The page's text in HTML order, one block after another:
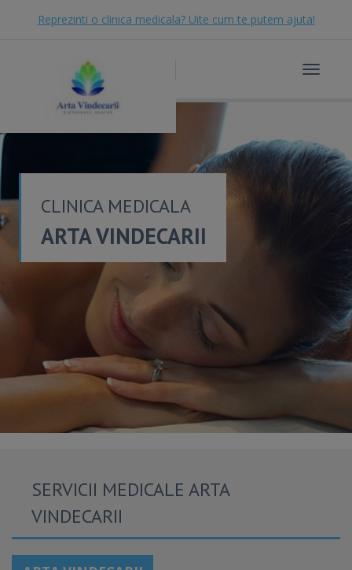
Reprezinti o clinica medicala? Uite cum te putem ajuta!
Toggle
CLINICA MEDICALA
ARTA VINDECARII
SERVICII MEDICALE ARTA
VINDECARII